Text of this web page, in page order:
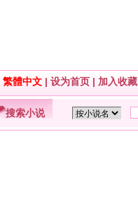
繁體中文 | 设为首页 | 加入收藏
搜索小说